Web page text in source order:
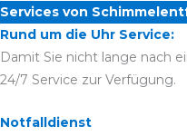
Services von
Rund um die Uhr Service:
Damit Sie nicht lange nach
24/7 Service zur Verfügung.
Notfalldienst